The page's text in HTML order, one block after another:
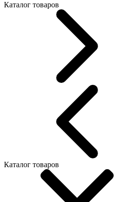
Каталог товаров
Каталог товаров